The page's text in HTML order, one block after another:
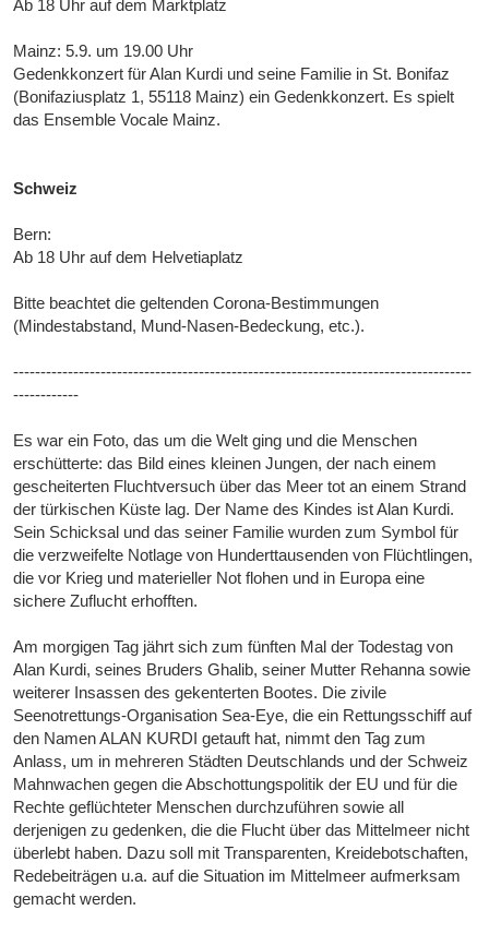
Ab 18 Uhr auf dem Marktplatz
Mainz: 5.9. um 19.00 Uhr
Gedenkkonzert für Alan Kurdi und seine Familie in St. Bonifaz
(Bonifaziusplatz 1, 55118 Mainz) ein Gedenkkonzert. Es spielt
das Ensemble Vocale Mainz.
Schweiz
Bern:
Ab 18 Uhr auf dem Helvetiaplatz
Bitte beachtet die geltenden Corona-Bestimmungen
(Mindestabstand, Mund-Nasen-Bedeckung, etc.).
------------------------------------------------------------------------------------
------------
Es war ein Foto, das um die Welt ging und die Menschen
erschütterte: das Bild eines kleinen Jungen, der nach einem
gescheiterten Fluchtversuch über das Meer tot an einem Strand
der türkischen Küste lag. Der Name des Kindes ist Alan Kurdi.
Sein Schicksal und das seiner Familie wurden zum Symbol für
die verzweifelte Notlage von Hunderttausenden von Flüchtlingen,
die vor Krieg und materieller Not flohen und in Europa eine
sichere Zuflucht erhofften.
Am morgigen Tag jährt sich zum fünften Mal der Todestag von
Alan Kurdi, seines Bruders Ghalib, seiner Mutter Rehanna sowie
weiterer Insassen des gekenterten Bootes. Die zivile
Seenotrettungs-Organisation Sea-Eye, die ein Rettungsschiff auf
den Namen ALAN KURDI getauft hat, nimmt den Tag zum
Anlass, um in mehreren Städten Deutschlands und der Schweiz
Mahnwachen gegen die Abschottungspolitik der EU und für die
Rechte geflüchteter Menschen durchzuführen sowie all
derjenigen zu gedenken, die die Flucht über das Mittelmeer nicht
überlebt haben. Dazu soll mit Transparenten, Kreidebotschaften,
Redebeiträgen u.a. auf die Situation im Mittelmeer aufmerksam
gemacht werden.